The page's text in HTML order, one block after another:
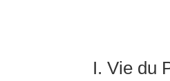
I. Vie du